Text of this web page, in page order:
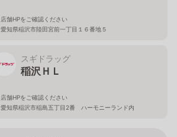
店舗HPをご確認ください
愛知県稲沢市陸田宮前一丁目１６番地５
スギドラッグ
稲沢ＨＬ
店舗HPをご確認ください
愛知県稲沢市稲島五丁目2番 ハーモニーランド内